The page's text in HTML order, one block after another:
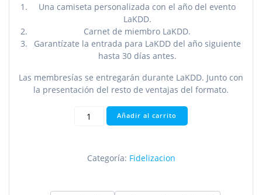
Una camiseta personalizada con el año del evento
LaKDD.
Carnet de miembro LaKDD.
Garantízate la entrada para LaKDD del año siguiente
hasta 30 días antes.
Las membresías se entregarán durante LaKDD. Junto con
la presentación del resto de ventajas del formato.
LaKDD
Bronce
Añadir al carrito
Categoría: Fidelizacion